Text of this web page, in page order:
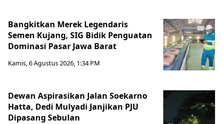
Bangkitkan Merek Legendaris
Semen Kujang, SIG Bidik Penguatan
Dominasi Pasar Jawa Barat
Kamis, 6 Agustus 2026, 1:34 PM
Dewan Aspirasikan Jalan Soekarno
Hatta, Dedi Mulyadi Janjikan PJU
Dipasang Sebulan